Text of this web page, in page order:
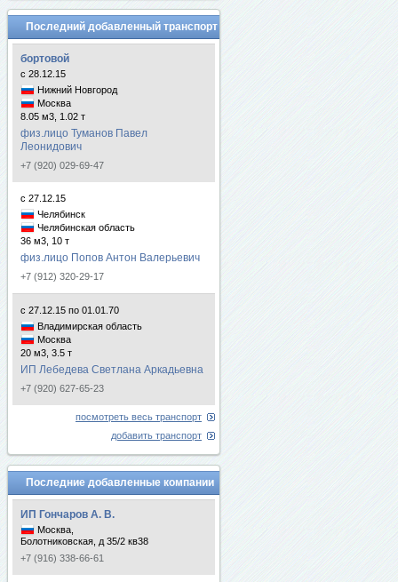
Последний добавленный транспорт
бортовой
с 28.12.15
Нижний Новгород
Москва
8.05 м3, 1.02 т
физ.лицо Туманов Павел
Леонидович
+7 (920) 029-69-47
с 27.12.15
Челябинск
Челябинская область
36 м3, 10 т
физ.лицо Попов Антон Валерьевич
+7 (912) 320-29-17
с 27.12.15 по 01.01.70
Владимирская область
Москва
20 м3, 3.5 т
ИП Лебедева Светлана Аркадьевна
+7 (920) 627-65-23
посмотреть весь транспорт
добавить транспорт
Последние добавленные компании
ИП Гончаров А. В.
Москва,
Болотниковская, д 35/2 кв38
+7 (916) 338-66-61